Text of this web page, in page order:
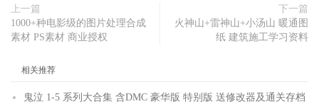
上一篇
1000+种电影级的图片处理合成
素材 PS素材 商业授权
下一篇
火神山+雷神山+小汤山 暖通图
纸 建筑施工学习资料
相关推荐
鬼泣 1-5 系列大合集 含DMC 豪华版 特别版 送修改器及通关存档